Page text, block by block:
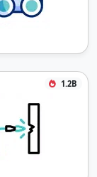
1.2B